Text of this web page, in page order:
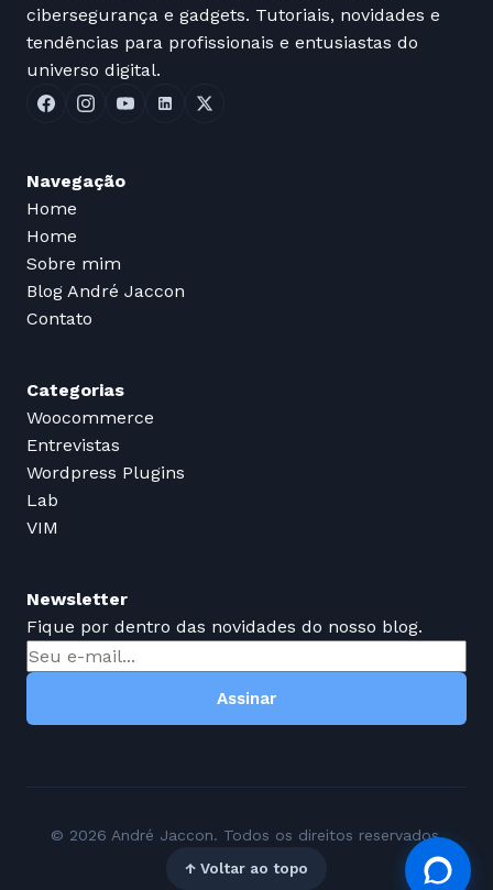
cibersegurança e gadgets. Tutoriais, novidades e
tendências para profissionais e entusiastas do
universo digital.
Navegação
Home
Home
Sobre mim
Blog André Jaccon
Contato
Categorias
Woocommerce
Entrevistas
Wordpress Plugins
Lab
VIM
Newsletter
Fique por dentro das novidades do nosso blog.
Assinar
© 2026 André Jaccon. Todos os direitos reservados.
↑ Voltar ao topo